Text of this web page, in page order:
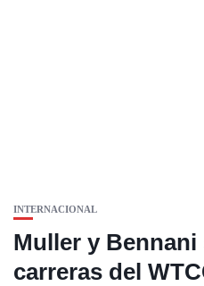
INTERNACIONAL
Muller y
carreras del